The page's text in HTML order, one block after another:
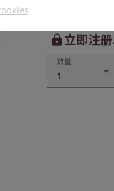
lock 立即注
数量
1